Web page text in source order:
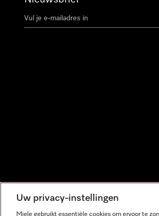
Uw privacy-instellingen
Miele gebruikt essentiële cookies om ervoor te